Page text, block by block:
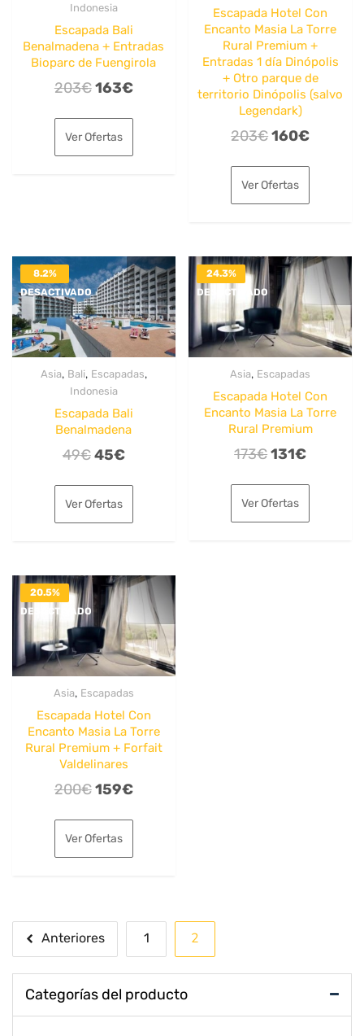
Indonesia
Escapada Bali
Benalmadena + Entradas
Bioparc de Fuengirola
203€El
original
era:
163€El
es:
Ver Ofertas
Escapada Hotel Con
Encanto Masia La Torre
Rural Premium +
Entradas 1 día Dinópolis
+ Otro parque de
territorio Dinópolis (salvo
Legendark)
203€El
original
era:
160€El
es:
Ver Ofertas
8.2%
DESACTIVADO
Asia, Bali, Escapadas,
Indonesia
Escapada Bali
Benalmadena
49€El
original
era:
45€El
es:
Ver Ofertas
24.3%
DESACTIVADO
Asia, Escapadas
Escapada Hotel Con
Encanto Masia La Torre
Rural Premium
173€El
original
era:
131€El
es:
Ver Ofertas
20.5%
DESACTIVADO
Asia, Escapadas
Escapada Hotel Con
Encanto Masia La Torre
Rural Premium + Forfait
Valdelinares
200€El
original
era:
159€El
es:
Ver Ofertas
Paginación
de
entradas
Anteriores 1 2
Categorías del producto